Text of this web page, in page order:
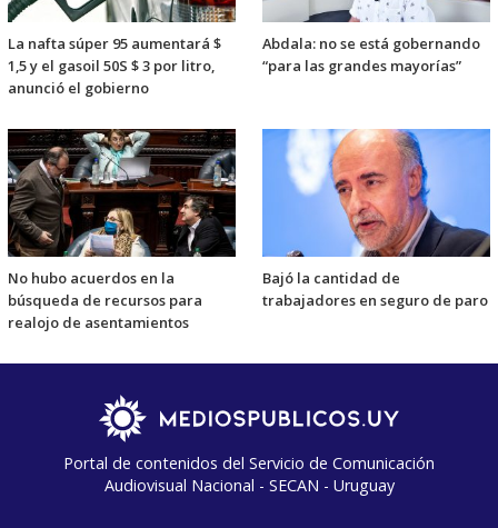
La nafta súper 95 aumentará $
1,5 y el gasoil 50S $ 3 por litro,
anunció el gobierno
Abdala: no se está gobernando
“para las grandes mayorías”
No hubo acuerdos en la
búsqueda de recursos para
realojo de asentamientos
Bajó la cantidad de
trabajadores en seguro de paro
Portal de contenidos del Servicio de Comunicación
Audiovisual Nacional - SECAN - Uruguay